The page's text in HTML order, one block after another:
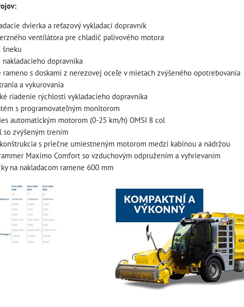
dvierka a reťazový vykladací dopravník
ventilátora pre chladič palivového motora
dopravníka
rameno s doskami z nerezovej oceľe v mietach zvýšeného opotrebovania
a vykurovania
riadenie rýchlosti vykladacieho dopravníka
s programovateľným monitorom
automatickým motorom (0-25 km/h) OMSI 8 col
so zvýšeným trením
s priečne umiestneným motorom medzi kabínou a nádržou
Maximo Comfort so vzduchovým odpružením a vyhrievaním
na nakladacom ramene 600 mm